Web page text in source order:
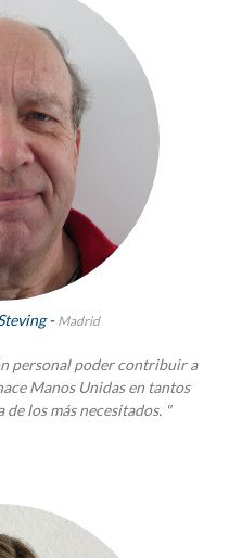
- Madrid
personal poder contribuir a
Manos Unidas en tantos
los más necesitados. "